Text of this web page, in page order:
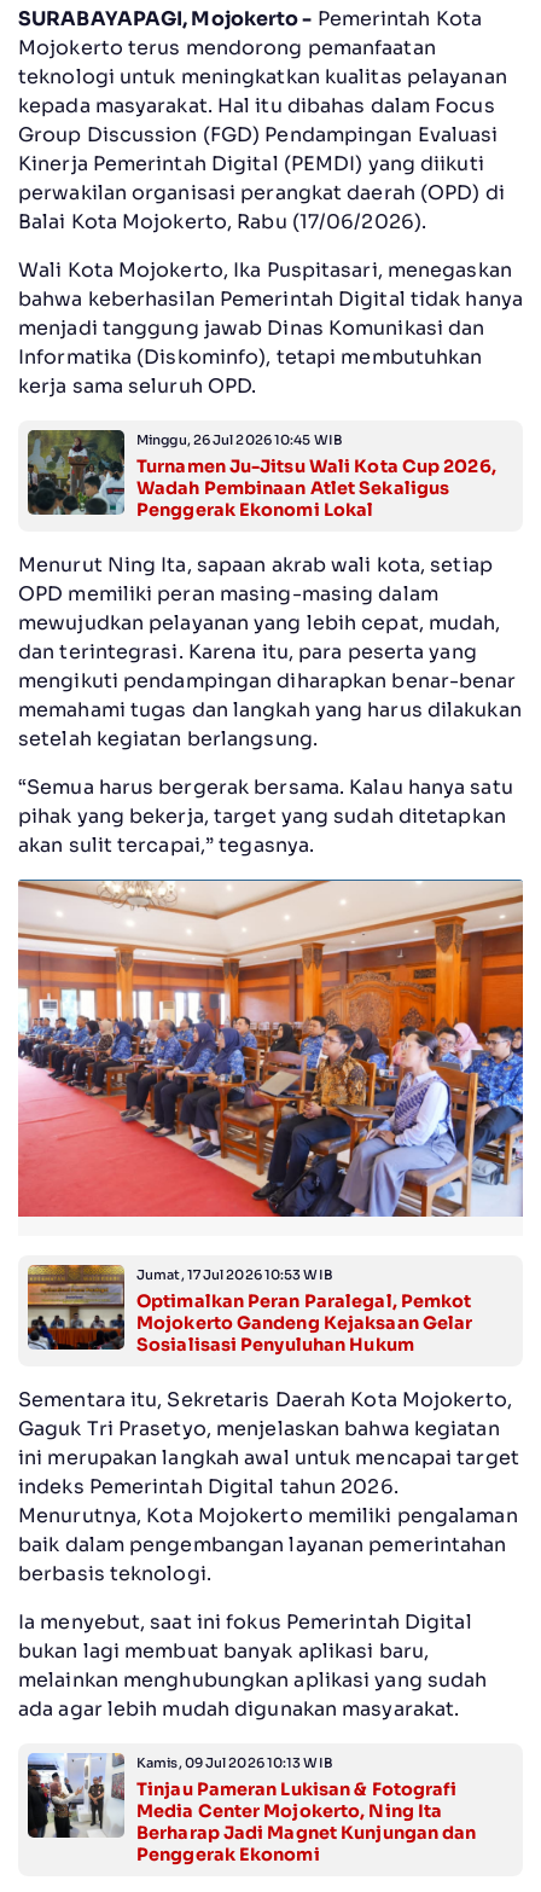
SURABAYAPAGI, Mojokerto - Pemerintah Kota
Mojokerto terus mendorong pemanfaatan
teknologi untuk meningkatkan kualitas pelayanan
kepada masyarakat. Hal itu dibahas dalam Focus
Group Discussion (FGD) Pendampingan Evaluasi
Kinerja Pemerintah Digital (PEMDI) yang diikuti
perwakilan organisasi perangkat daerah (OPD) di
Balai Kota Mojokerto, Rabu (17/06/2026).
Wali Kota Mojokerto, Ika Puspitasari, menegaskan
bahwa keberhasilan Pemerintah Digital tidak hanya
menjadi tanggung jawab Dinas Komunikasi dan
Informatika (Diskominfo), tetapi membutuhkan
kerja sama seluruh OPD.
Minggu, 26 Jul 2026 10:45 WIB
Turnamen Ju-Jitsu Wali Kota Cup 2026,
Wadah Pembinaan Atlet Sekaligus
Penggerak Ekonomi Lokal
Menurut Ning Ita, sapaan akrab wali kota, setiap
OPD memiliki peran masing-masing dalam
mewujudkan pelayanan yang lebih cepat, mudah,
dan terintegrasi. Karena itu, para peserta yang
mengikuti pendampingan diharapkan benar-benar
memahami tugas dan langkah yang harus dilakukan
setelah kegiatan berlangsung.
“Semua harus bergerak bersama. Kalau hanya satu
pihak yang bekerja, target yang sudah ditetapkan
akan sulit tercapai,” tegasnya.
Jumat, 17 Jul 2026 10:53 WIB
Optimalkan Peran Paralegal, Pemkot
Mojokerto Gandeng Kejaksaan Gelar
Sosialisasi Penyuluhan Hukum
Sementara itu, Sekretaris Daerah Kota Mojokerto,
Gaguk Tri Prasetyo, menjelaskan bahwa kegiatan
ini merupakan langkah awal untuk mencapai target
indeks Pemerintah Digital tahun 2026.
Menurutnya, Kota Mojokerto memiliki pengalaman
baik dalam pengembangan layanan pemerintahan
berbasis teknologi.
Ia menyebut, saat ini fokus Pemerintah Digital
bukan lagi membuat banyak aplikasi baru,
melainkan menghubungkan aplikasi yang sudah
ada agar lebih mudah digunakan masyarakat.
Kamis, 09 Jul 2026 10:13 WIB
Tinjau Pameran Lukisan & Fotografi
Media Center Mojokerto, Ning Ita
Berharap Jadi Magnet Kunjungan dan
Penggerak Ekonomi